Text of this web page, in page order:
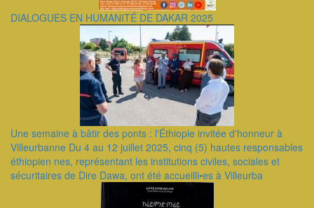
DIALOGUES EN HUMANITÉ DE DAKAR 2025
Une semaine à bâtir des ponts : l'Éthiopie invitée d'honneur à
Villeurbanne Du 4 au 12 juillet 2025, cinq (5) hautes responsables
éthiopien nes, représentant les institutions civiles, sociales et
sécuritaires de Dire Dawa, ont été accueilli•es à Villeurba